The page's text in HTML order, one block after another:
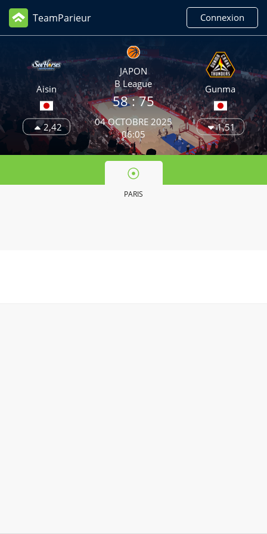
TeamParieur Connexion
Aisin
2,42
JAPON
B League
58 :75
04 OCTOBRE 2025
06:05
Gunma
1,51
PARIS